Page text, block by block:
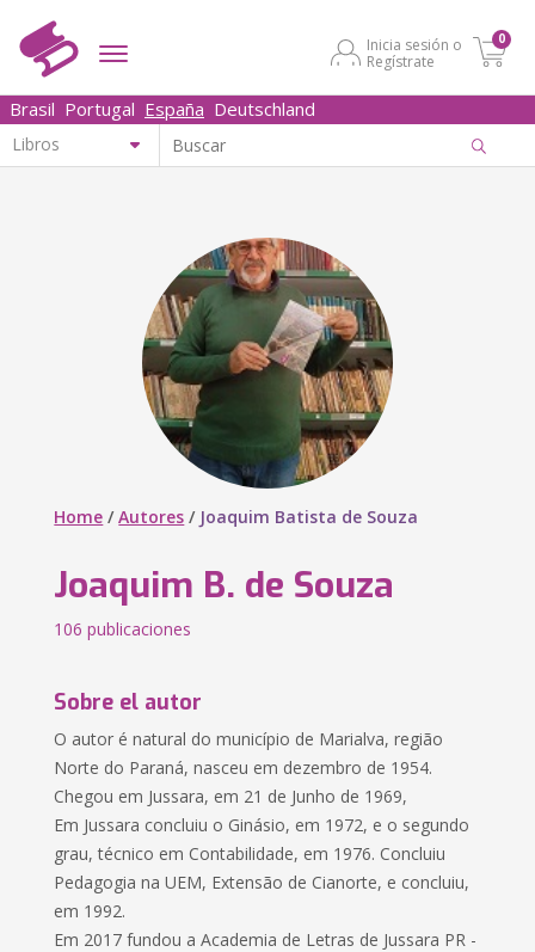
Inicia sesión o
Regístrate
0
Brasil Portugal España Deutschland
Home /Autores / Joaquim Batista de Souza
Joaquim B. de Souza
106 publicaciones
Sobre el autor
O autor é natural do município de Marialva, região
Norte do Paraná, nasceu em dezembro de 1954.
Chegou em Jussara, em 21 de Junho de 1969,
Em Jussara concluiu o Ginásio, em 1972, e o segundo
grau, técnico em Contabilidade, em 1976. Concluiu
Pedagogia na UEM, Extensão de Cianorte, e concluiu,
em 1992.
Em 2017 fundou a Academia de Letras de Jussara PR -